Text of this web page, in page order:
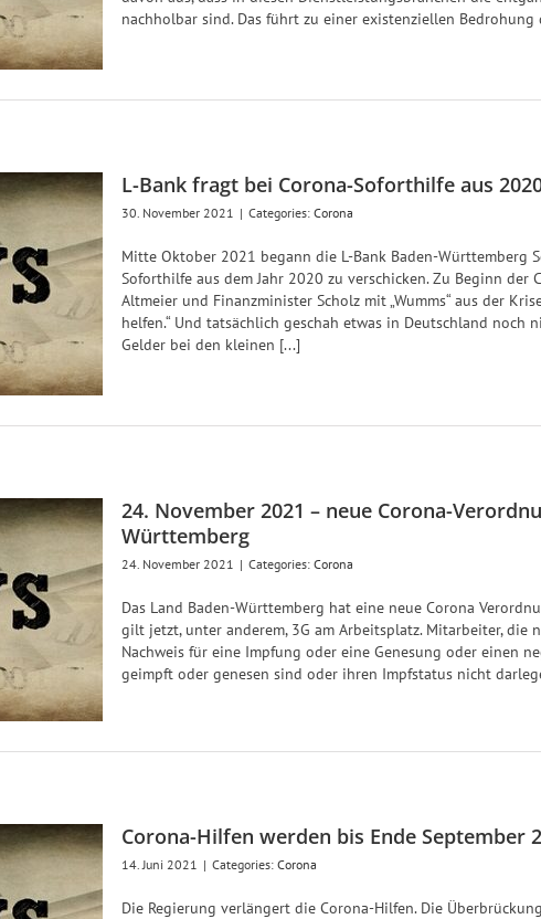
nachholbar sind. Das führt zu einer existenziellen Bedrohung
L-Bank fragt bei Corona-Soforthilfe aus
30. November 2021 | Categories: Corona
Mitte Oktober 2021 begann die L-Bank Baden-Württemberg
Soforthilfe aus dem Jahr 2020 zu verschicken. Zu Beginn
Altmeier und Finanzminister Scholz mit „Wumms“ aus der
helfen.“ Und tatsächlich geschah etwas in Deutschland noch
Gelder bei den kleinen [...]
24. November 2021 – neue Corona-
Württemberg
24. November 2021 | Categories: Corona
Das Land Baden-Württemberg hat eine neue Corona
gilt jetzt, unter anderem, 3G am Arbeitsplatz. Mitarbeiter, die
Nachweis für eine Impfung oder eine Genesung oder einen
geimpft oder genesen sind oder ihren Impfstatus nicht
Corona-Hilfen werden bis Ende September
14. Juni 2021 | Categories: Corona
Die Regierung verlängert die Corona-Hilfen. Die